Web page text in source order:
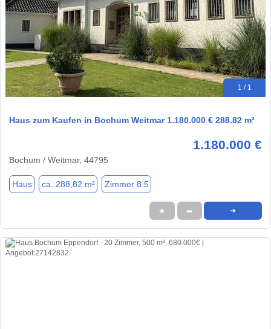
1 / 1
Haus zum Kaufen in Bochum Weitmar 1.180.000 € 288.82 m²
1.180.000 €
Bochum / Weitmar, 44795
Haus ca. 288,82 m² Zimmer 8.5
★ ➦ ➜